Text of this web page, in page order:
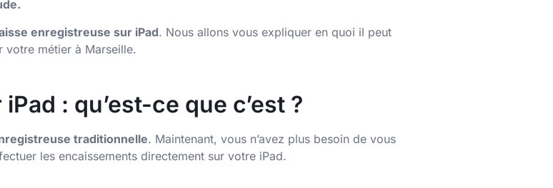
enregistreuse sur iPad. Nous allons vous expliquer en quoi il peut
métier à Marseille.
: qu’est-ce que c’est ?
traditionnelle. Maintenant, vous n’avez plus besoin de vous
les encaissements directement sur votre iPad.